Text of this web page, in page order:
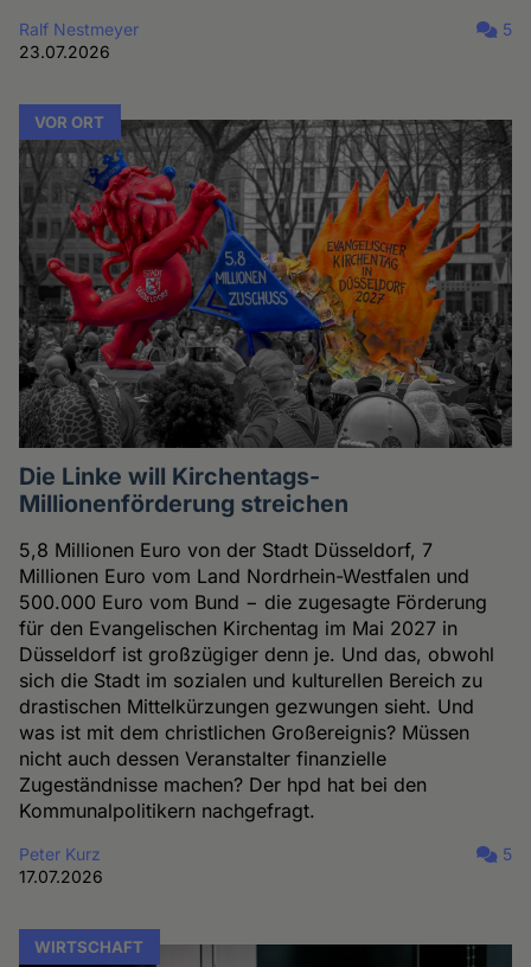
Ralf Nestmeyer
23.07.2026
5
VOR ORT
Die Linke will Kirchentags-
Millionenförderung streichen
5,8 Millionen Euro von der Stadt Düsseldorf, 7
Millionen Euro vom Land Nordrhein-Westfalen und
500.000 Euro vom Bund − die zugesagte Förderung
für den Evangelischen Kirchentag im Mai 2027 in
Düsseldorf ist großzügiger denn je. Und das, obwohl
sich die Stadt im sozialen und kulturellen Bereich zu
drastischen Mittelkürzungen gezwungen sieht. Und
was ist mit dem christlichen Großereignis? Müssen
nicht auch dessen Veranstalter finanzielle
Zugeständnisse machen? Der hpd hat bei den
Kommunalpolitikern nachgefragt.
Peter Kurz
17.07.2026
5
WIRTSCHAFT